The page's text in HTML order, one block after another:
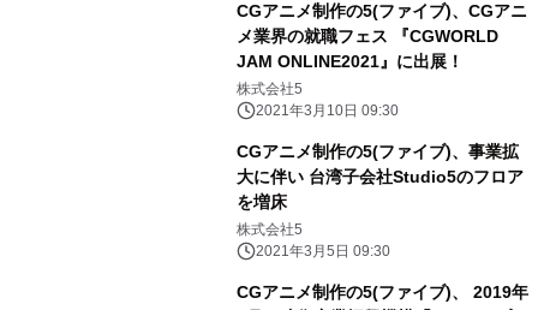
CGアニメ制作の5(ファイブ)、CGアニ
メ業界の就職フェス 『CGWORLD
JAM ONLINE2021』に出展！
株式会社5
2021年3月10日 09:30
CGアニメ制作の5(ファイブ)、事業拡
大に伴い 台湾子会社Studio5のフロア
を増床
株式会社5
2021年3月5日 09:30
CGアニメ制作の5(ファイブ)、 2019年